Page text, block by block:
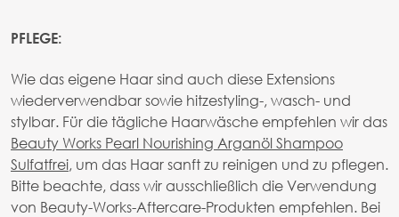
PFLEGE:
Wie das eigene Haar sind auch diese Extensions
wiederverwendbar sowie hitzestyling-, wasch- und
stylbar. Für die tägliche Haarwäsche empfehlen wir das
Beauty Works Pearl Nourishing Arganöl Shampoo
Sulfatfrei, um das Haar sanft zu reinigen und zu pflegen.
Bitte beachte, dass wir ausschließlich die Verwendung
von Beauty-Works-Aftercare-Produkten empfehlen. Bei